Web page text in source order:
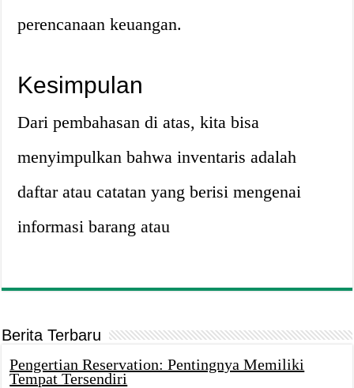
perencanaan keuangan.
Kesimpulan
Dari pembahasan di atas, kita bisa
menyimpulkan bahwa inventaris adalah
daftar atau catatan yang berisi mengenai
informasi barang atau
Berita Terbaru
Pengertian Reservation: Pentingnya Memiliki
Tempat Tersendiri